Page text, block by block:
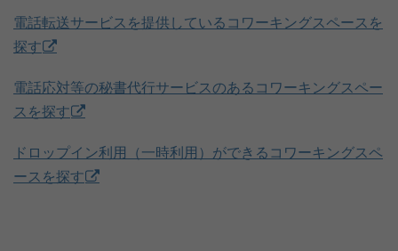
電話転送サービスを提供しているコワーキングスペースを
探す
電話応対等の秘書代行サービスのあるコワーキングスペー
スを探す
ドロップイン利用（一時利用）ができるコワーキングスペ
ースを探す